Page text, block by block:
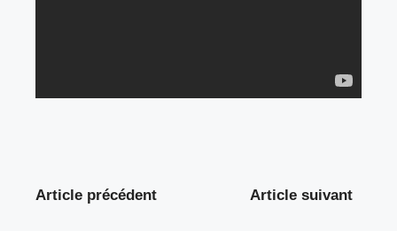
Article précédent Article suivant